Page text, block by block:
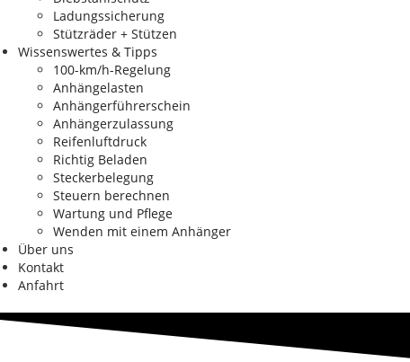
Ladungssicherung
Stützräder + Stützen
Wissenswertes & Tipps
100-km/h-Regelung
Anhängelasten
Anhängerführerschein
Anhängerzulassung
Reifenluftdruck
Richtig Beladen
Steckerbelegung
Steuern berechnen
Wartung und Pflege
Wenden mit einem Anhänger
Über uns
Kontakt
Anfahrt